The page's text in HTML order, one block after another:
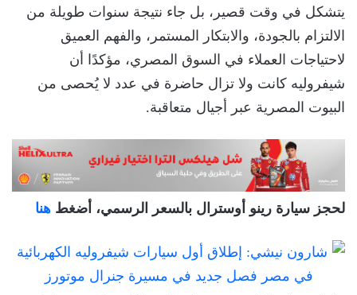
يتشكل في وقت قصير، بل جاء نتيجة سنوات طويلة من
الالتزام بالجودة، والابتكار المستمر، والفهم العميق
لاحتياجات العملاء في السوق المصري، مؤكدًا أن
شيفروليه كانت ولا تزال حاضرة في عدد لا يُحصى من
البيوت المصرية عبر أجيال متعاقبة.
لحجز سيارة رينو أوسترال بالسعر الرسمي، أضغط هنا